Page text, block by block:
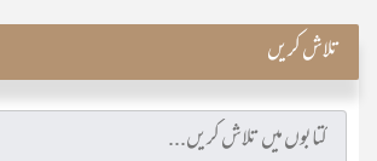
تلاش کریں